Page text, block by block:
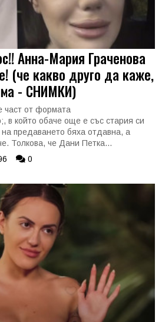
Анна-Мария Граченова
(че какво друго да каже,
- СНИМКИ)
част от формата
в който обаче още е със стария си
предаването бяха отдавна, а
Толкова, че Дани Петка...
0